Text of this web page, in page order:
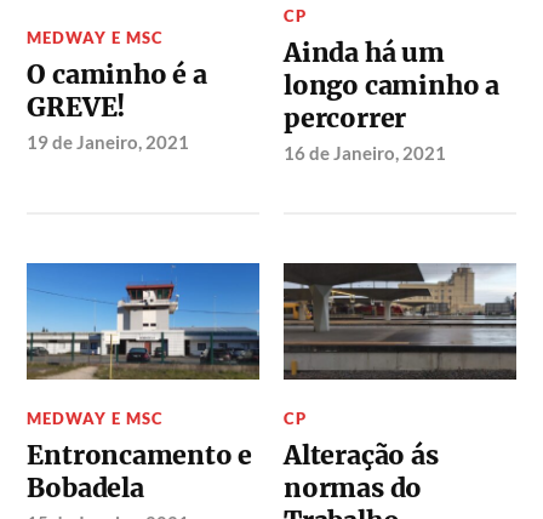
MEDWAY E MSC
O caminho é a
GREVE!
19 de Janeiro, 2021
CP
Ainda há um
longo caminho a
percorrer
16 de Janeiro, 2021
MEDWAY E MSC
Entroncamento e
Bobadela
CP
Alteração ás
normas do